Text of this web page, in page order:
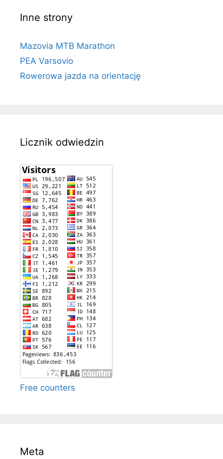
Inne strony
Mazovia MTB Marathon
PEA Varsovio
Rowerowa jazda na orientację
Licznik odwiedzin
Free counters
Meta